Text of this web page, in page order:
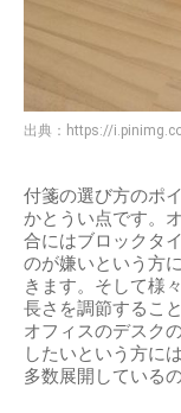
出典： https://
付箋の選び方のポ
かとうい点です。
合にはブロックタ
のが嫌いという方
きます。そして様
長さを調節するこ
オフィスのデスク
したいという方に
多数展開している